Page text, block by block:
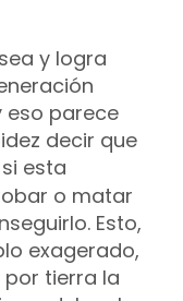
y logra
eso parece
decir que
si esta
o matar
Esto,
exagerado,
tierra la